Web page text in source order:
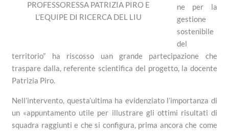
PROFESSORESSA PATRIZIA PIRO E
L’EQUIPE DI RICERCA DEL LIU
ne per la
gestione
sostenibile
del
territorio” ha riscosso uan grande partecipazione che
traspare dalla, referente scientifica del progetto, la docente
Patrizia Piro.
Nell’intervento, questa’ultima ha evidenziato l’importanza di
un «appuntamento utile per illustrare gli ottimi risultati di
squadra raggiunti e che si configura, prima ancora che come